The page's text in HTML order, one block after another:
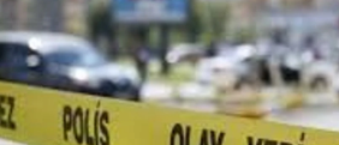
Yaşam